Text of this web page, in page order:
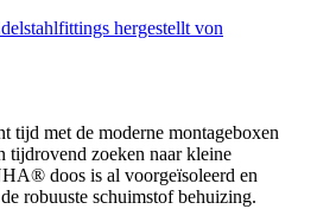
tijd met de moderne montageboxen
zoeken naar kleine
doos is al voorgeïsoleerd en
robuuste schuimstof behuizing.